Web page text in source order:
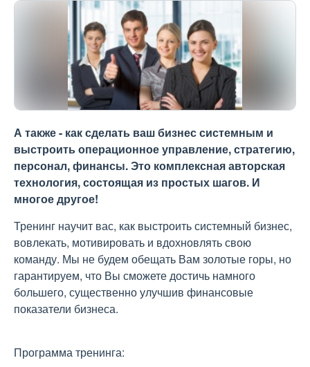
А также - как сделать ваш бизнес системным и
выстроить операционное управление, стратегию,
персонал, финансы. Это комплексная авторская
технология, состоящая из простых шагов. И
многое другое!
Тренинг научит вас, как выстроить системный бизнес,
вовлекать, мотивировать и вдохновлять свою
команду. Мы не будем обещать Вам золотые горы, но
гарантируем, что Вы сможете достичь намного
большего, существенно улучшив финансовые
показатели бизнеса.
Программа тренинга: